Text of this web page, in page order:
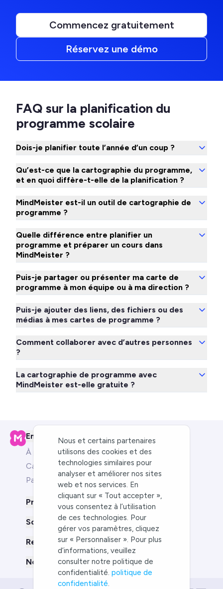
Commencez gratuitement
Réservez une démo
FAQ sur la planification du
programme scolaire
Dois-je planifier toute l’année d’un coup ?
Qu’est-ce que la cartographie du programme,
et en quoi diffère-t-elle de la planification ?
MindMeister est-il un outil de cartographie de
programme ?
Quelle différence entre planifier un
programme et préparer un cours dans
MindMeister ?
Puis-je partager ou présenter ma carte de
programme à mon équipe ou à ma direction ?
Puis-je ajouter des liens, des fichiers ou des
médias à mes cartes de programme ?
Comment collaborer avec d’autres personnes
?
La cartographie de programme avec
MindMeister est-elle gratuite ?
Entreprise
À propos de nous
Carrières
Partners
Produit
Solutions pour
Ressources
Nous comparer à
Nous et certains partenaires
utilisons des cookies et des
technologies similaires pour
analyser et améliorer nos sites
web et nos services. En
cliquant sur « Tout accepter »,
vous consentez à l’utilisation
de ces technologies. Pour
gérer vos paramètres, cliquez
sur « Personnaliser ». Pour plus
d’informations, veuillez
consulter notre politique de
confidentialité.politique de
confidentialité.